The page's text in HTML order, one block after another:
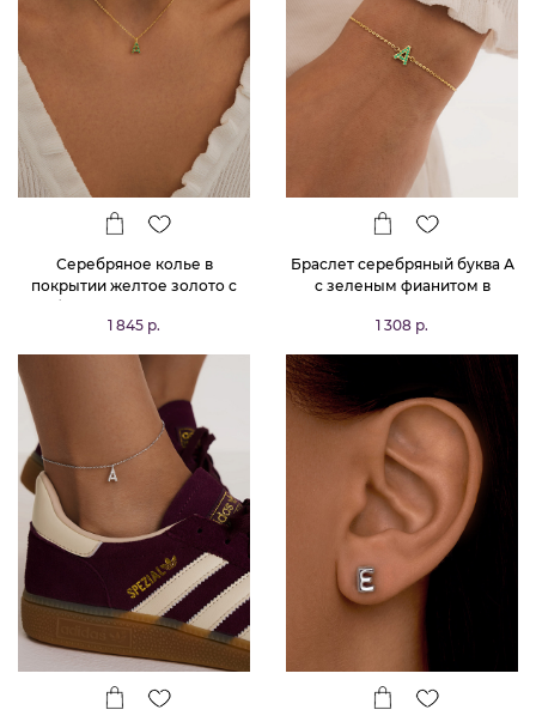
Серебряное колье в
покрытии желтое золото с
буквой А с зелеными
фианитами MIESTILO
1 845 р.
Браслет серебряный буква А
с зеленым фианитом в
MIESTILO
1 308 р.